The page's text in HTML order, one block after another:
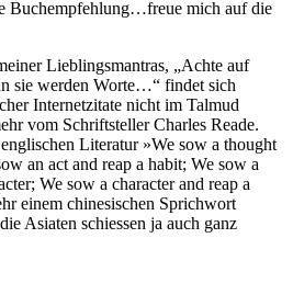
Buchempfehlung…freue mich auf die
Lieblingsmantras, „Achte auf
sie werden Worte…“ findet sich
Internetzitate nicht im Talmud
vom Schriftsteller Charles Reade.
Literatur »We sow a thought
an act and reap a habit; We sow a
We sow a character and reap a
einem chinesischen Sprichwort
Asiaten schiessen ja auch ganz